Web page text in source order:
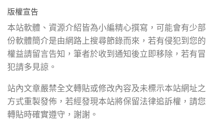
版權宣告
本站軟體、資源介紹皆為小編精心撰寫，可能會有少部
份軟體簡介是由網路上搜尋節錄而來，若有侵犯到您的
權益請留言告知，筆者於收到通知後立即移除，若有冒
犯請多見諒。
站內文章嚴禁全文轉貼或修改內容及未標示本站網址之
方式重製發佈，若經發現本站將保留法律追訴權，請您
轉貼時確實遵守，謝謝。